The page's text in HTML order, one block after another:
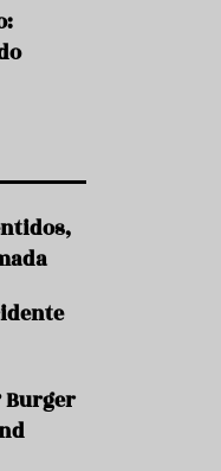
t
o
m
R
e
S
Burger